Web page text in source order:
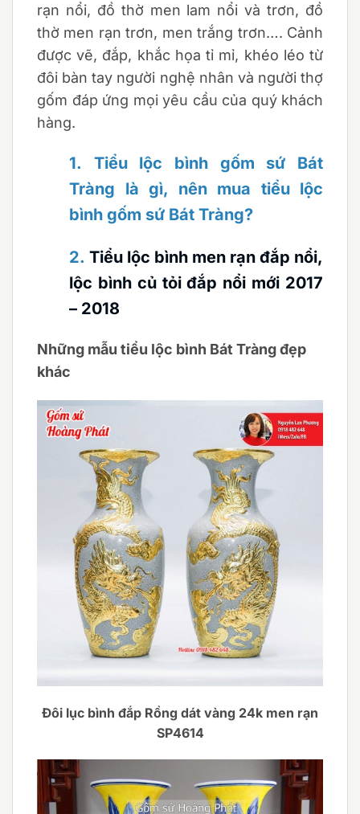
rạn nổi, đồ thờ men lam nổi và trơn, đồ
thờ men rạn trơn, men trắng trơn…. Cảnh
được vẽ, đắp, khắc họa tỉ mỉ, khéo léo từ
đôi bàn tay người nghệ nhân và người thợ
gốm đáp ứng mọi yêu cầu của quý khách
hàng.
1. Tiểu lộc bình gốm sứ Bát
Tràng là gì, nên mua tiểu lộc
bình gốm sứ Bát Tràng?
2. Tiểu lộc bình men rạn đắp nổi,
lộc bình củ tỏi đắp nổi mới 2017
– 2018
Những mẫu tiểu lộc bình Bát Tràng đẹp
khác
Đôi lục bình đắp Rồng dát vàng 24k men rạn
SP4614